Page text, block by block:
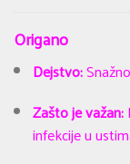
Origano
Dejstvo:
Zašto je važan:
infekcije u